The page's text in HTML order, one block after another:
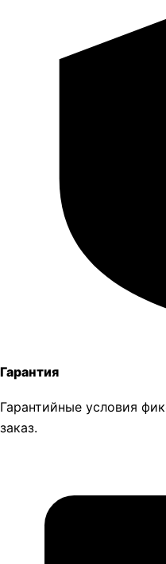
Гарантия
Гарантийные условия
заказ.